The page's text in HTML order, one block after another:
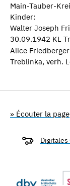
Main-Tauber-
Kinder:
Walter Joseph
30.09.1942 KL
Alice
Treblinka, verh.
» Écouter la page
Digitales